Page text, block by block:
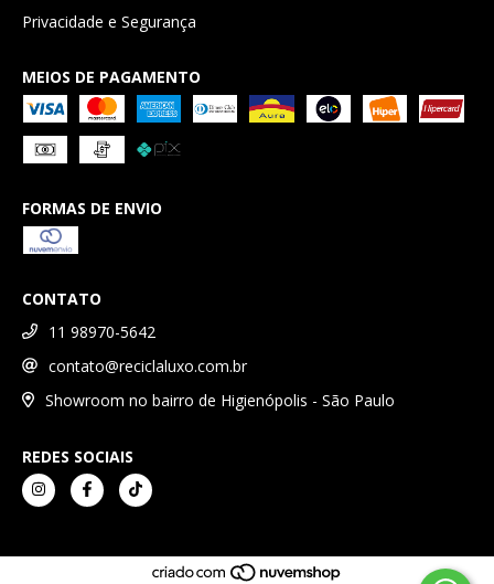
Privacidade e Segurança
MEIOS DE PAGAMENTO
FORMAS DE ENVIO
CONTATO
11 98970-5642
contato@reciclaluxo.com.br
Showroom no bairro de Higienópolis - São Paulo
REDES SOCIAIS